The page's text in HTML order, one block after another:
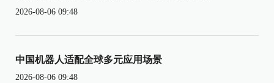
2026-08-06 09:48
中国机器人适配全球多元应用场景
2026-08-06 09:48